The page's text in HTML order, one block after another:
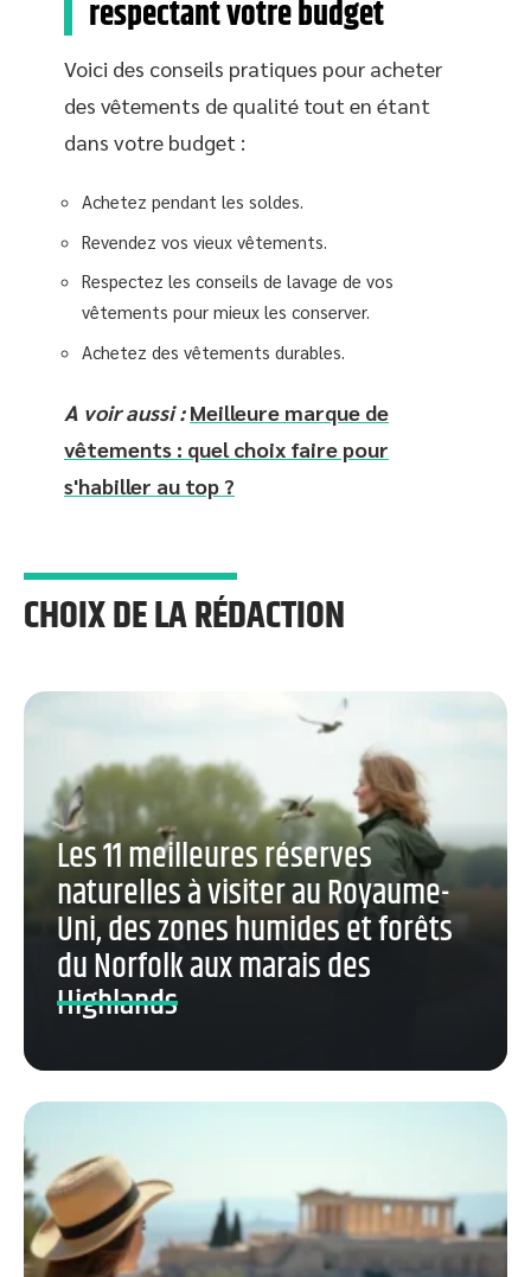
respectant votre budget
Voici des conseils pratiques pour acheter
des vêtements de qualité tout en étant
dans votre budget :
Achetez pendant les soldes.
Revendez vos vieux vêtements.
Respectez les conseils de lavage de vos
vêtements pour mieux les conserver.
Achetez des vêtements durables.
A voir aussi : Meilleure marque de
vêtements : quel choix faire pour
s'habiller au top ?
CHOIX DE LA RÉDACTION
Les 11 meilleures réserves
naturelles à visiter au Royaume-
Uni, des zones humides et forêts
du Norfolk aux marais des
Highlands